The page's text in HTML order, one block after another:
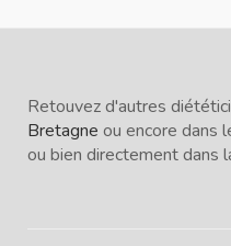
Retouvez d'autres
Bretagne ou encore dans
ou bien directement dans